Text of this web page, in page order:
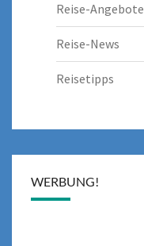
Reise-Angebote
Reise-News
Reisetipps
WERBUNG!